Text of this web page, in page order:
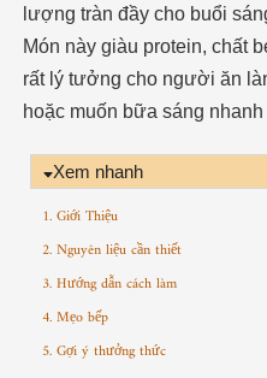
lượng tràn đầy cho buổi
Món này giàu protein, chất
rất lý tưởng cho người ăn
hoặc muốn bữa sáng
Xem nhanh
1. Giới Thiệu
2. Nguyên liệu cần thiết
3. Hướng dẫn cách làm
4. Mẹo bếp
5. Gợi ý thưởng thức